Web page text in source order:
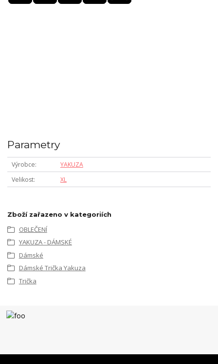
Parametry
Výrobce
YAKUZA
Velikost
XL
Zboží zařazeno v kategoriích
OBLEČENÍ
YAKUZA - DÁMSKÉ
Dámské
Dámské Trička Yakuza
Trička